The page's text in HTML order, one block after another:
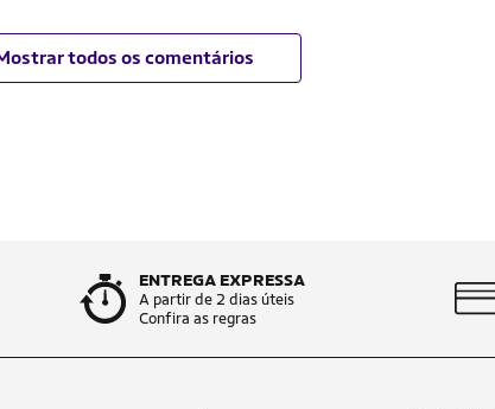
todos os comentários
ENTREGA EXPRESSA
A partir de 2 dias úteis
Confira as regras